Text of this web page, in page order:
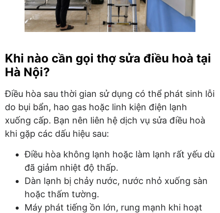
Khi nào cần gọi thợ sửa điều hoà tại
Hà Nội?
Điều hòa sau thời gian sử dụng có thể phát sinh lỗi
do bụi bẩn, hao gas hoặc linh kiện điện lạnh
xuống cấp. Bạn nên liên hệ dịch vụ sửa điều hoà
khi gặp các dấu hiệu sau:
Điều hòa không lạnh hoặc làm lạnh rất yếu dù
đã giảm nhiệt độ thấp.
Dàn lạnh bị chảy nước, nước nhỏ xuống sàn
hoặc thấm tường.
Máy phát tiếng ồn lớn, rung mạnh khi hoạt